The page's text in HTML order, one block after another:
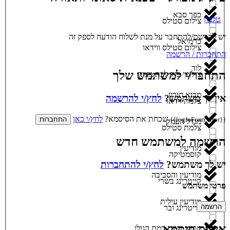
צילום סטילס
צילום סטילס ווידאו
צילומי בוק לבת מצוה
צלמת וידאו
צלמת סטילס
קוסמטיקה
קייטרינג בשרי
קייטרינג ובר
כפר סבא
כרמיאל
לוד
מבוא חורון
מגדל העמק
מודיעין
מודיעין והסביבה
מודיעין עילית
טלפון
יש להרשם/להתחבר על מנת לשלוח הודעה לספק זה
התחברות / הרשמה
התחבר/י למשתמש שלך
אין לך משתמש? לחץ/י להרשמה
{{loginForm.error}} שכחת את הסיסמא? לחץ/י כאן התחברות
הרשמה למשתמש חדש
יש לך משתמש? לחץ/י להתחברות
פרטי משתמש
הרשמה